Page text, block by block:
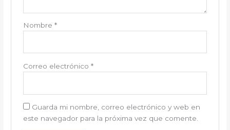
Nombre *
Correo electrónico *
Guarda mi nombre, correo electrónico y web en
este navegador para la próxima vez que comente.